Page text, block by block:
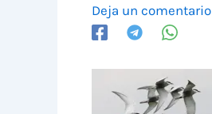
Deja un comentario